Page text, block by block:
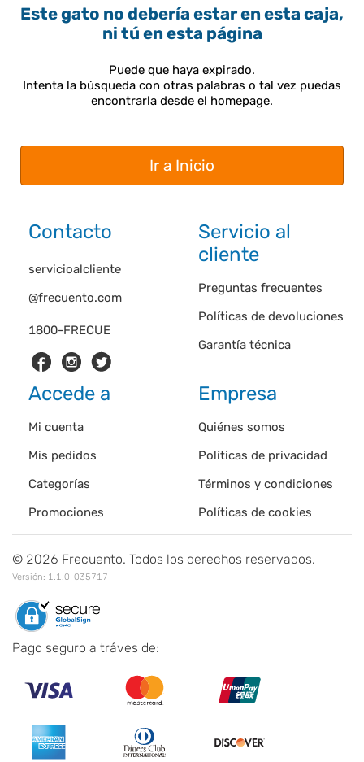
Este gato no debería estar en esta caja,
ni tú en esta página
Puede que haya expirado.
Intenta la búsqueda con otras palabras o tal vez puedas
encontrarla desde el homepage.
Ir a Inicio
Contacto
1800-FRECUE
servicioalcliente
@frecuento.com
Servicio al
cliente
Preguntas frecuentes
Políticas de devoluciones
Garantía técnica
Accede a
Mi cuenta
Mis pedidos
Categorías
Promociones
Empresa
Quiénes somos
Políticas de privacidad
Términos y condiciones
Políticas de cookies
© 2026 Frecuento. Todos los derechos reservados.
Versión: 1.1.0-035717
Pago seguro a tráves de: